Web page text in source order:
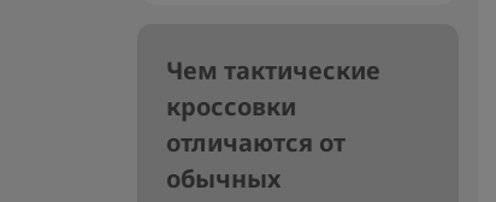
Чем тактические
кроссовки
отличаются от
обычных